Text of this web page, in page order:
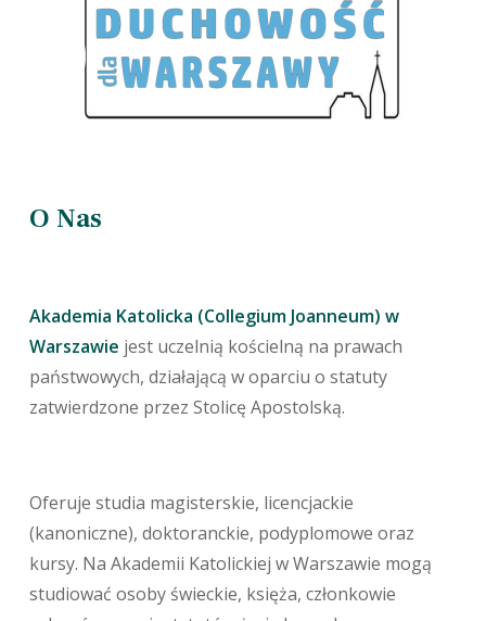
O Nas
Akademia Katolicka (Collegium Joanneum) w
Warszawie jest uczelnią kościelną na prawach
państwowych, działającą w oparciu o statuty
zatwierdzone przez Stolicę Apostolską.
Oferuje studia magisterskie, licencjackie
(kanoniczne), doktoranckie, podyplomowe oraz
kursy. Na Akademii Katolickiej w Warszawie mogą
studiować osoby świeckie, księża, członkowie